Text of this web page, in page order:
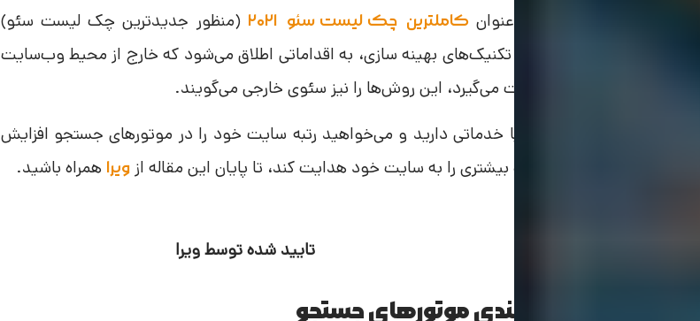
اساس استراتژی‌هایی تحت عنوانکاملترین چک ‌لیست سئو ۲۰۲۱
(منظور جدید‌ترین چک لیست سئو)
صورت می‌گیرد. برخی دیگر از تکنیک‌های بهینه سازی، به اقداماتی اطلاق می‌شود که خارج از محیط وب‌سایت
برای افزایش رتبه سایت صورت می‌گیرد، این روش‌ها را نیز سئوی خارجی می‌گویند.
اگر یک وب‌سایت تجاری و یا خدماتی دارید و می‌خواهید رتبه سایت خود را در موتورهای جستجو افزایش
داده و به این ترتیب، ترافیک بیشتری را به سایت خود هدایت کند، تا پایان این مقاله از ویرا همراه باشید.
تایید شده توسط ویرا
الگوریتم‌های رتبه‌بندی موتورهای جستجو